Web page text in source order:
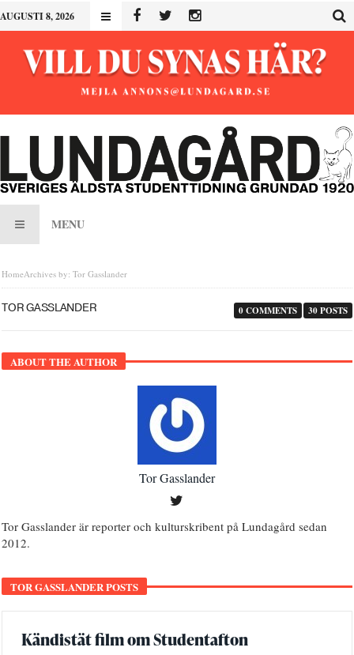
AUGUSTI 8, 2026
MENU
HomeArchives by: Tor Gasslander
TOR GASSLANDER 30 POSTS
0 COMMENTS
ABOUT THE AUTHOR
Tor Gasslander
Tor Gasslander är reporter och kulturskribent på Lundagård sedan
2012.
TOR GASSLANDER POSTS
Kändistät film om Studentafton